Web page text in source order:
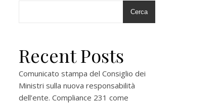
Cerca
Recent Posts
Comunicato stampa del Consiglio dei
Ministri sulla nuova responsabilità
dell’ente. Compliance 231 come